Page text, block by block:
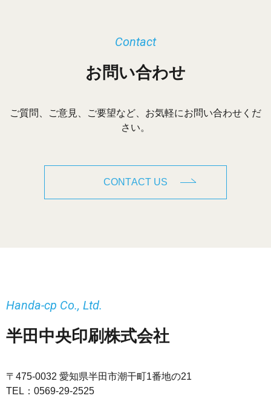
お問い合わせ
Contact
ご質問、ご意見、ご要望など、お気軽にお問い合わせくだ
さい。
CONTACT US
半田中央印刷株式会社
Handa-cp Co., Ltd.
〒475-0032 愛知県半田市潮干町1番地の21
TEL： 0569-29-2525